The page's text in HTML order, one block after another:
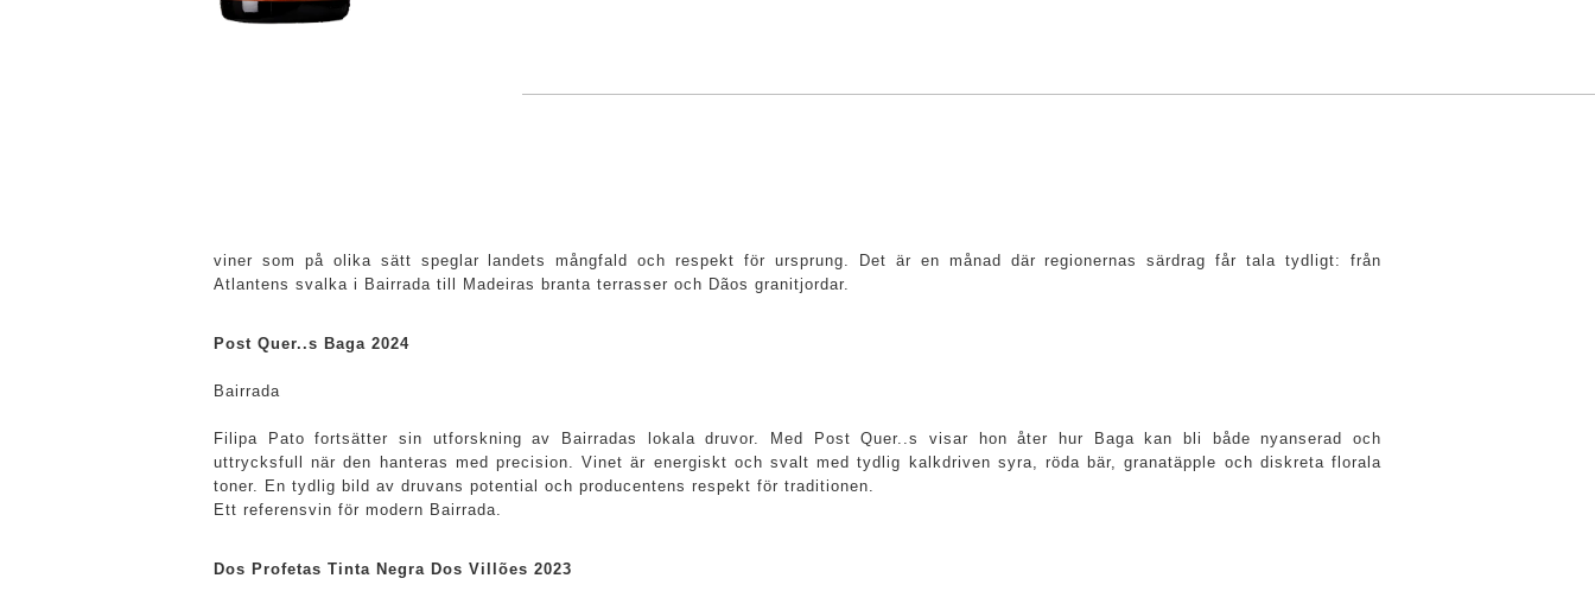
viner som på olika sätt speglar landets mångfald och respekt för ursprung. Det är en månad där regionernas särdrag får tala tydligt: från
Atlantens svalka i Bairrada till Madeiras branta terrasser och Dãos granitjordar.
Post Quer..s Baga 2024
Bairrada
Filipa Pato fortsätter sin utforskning av Bairradas lokala druvor. Med Post Quer..s visar hon åter hur Baga kan bli både nyanserad och
uttrycksfull när den hanteras med precision. Vinet är energiskt och svalt med tydlig kalkdriven syra, röda bär, granatäpple och diskreta florala
toner. En tydlig bild av druvans potential och producentens respekt för traditionen.
Ett referensvin för modern Bairrada.
Dos Profetas Tinta Negra Dos Villões 2023